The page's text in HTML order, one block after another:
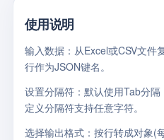
使用说明
输入数据 ：从Excel或CSV文
行作为JSON键名。
设置分隔符 ：默认使用Tab分
定义分隔符支持任意字符。
选择输出格式 ：按行转成对象(